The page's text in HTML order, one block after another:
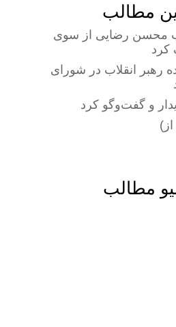
مطالب
محسن رضایی از سوی
کرد
رهبر انقلاب در شورای
و گفت‌وگو کرد
مطالب